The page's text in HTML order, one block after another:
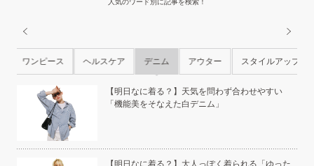
ワンピース ヘルスケア デニム アウター スタイルアップ
【明日なに着る？】天気を問わず合わせやすい
「機能美をそなえた白デニム」
【明日なに着る？】大人っぽく着られる「ゆった